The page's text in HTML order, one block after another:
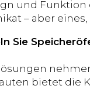
und
– aber
Sie
bietet die